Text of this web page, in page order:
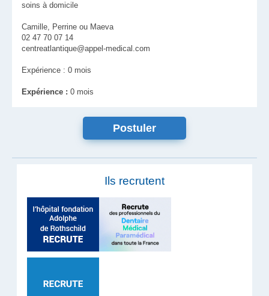
soins à domicile
Camille, Perrine ou Maeva
02 47 70 07 14
centreatlantique@appel-medical.com
Expérience : 0 mois
Expérience : 0 mois
Ils recrutent